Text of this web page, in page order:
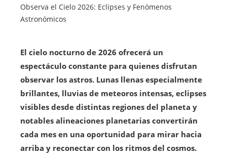
Observa el Cielo 2026: Eclipses y Fenómenos
Astronómicos
El cielo nocturno de 2026 ofrecerá un
espectáculo constante para quienes disfrutan
observar los astros. Lunas llenas especialmente
brillantes, lluvias de meteoros intensas, eclipses
visibles desde distintas regiones del planeta y
notables alineaciones planetarias convertirán
cada mes en una oportunidad para mirar hacia
arriba y reconectar con los ritmos del cosmos.